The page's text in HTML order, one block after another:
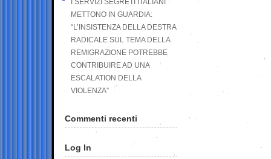
I SERVIZI SEGRETI ITALIANI
METTONO IN GUARDIA:
“L’INSISTENZA DELLA DESTRA
RADICALE SUL TEMA DELLA
REMIGRAZIONE POTREBBE
CONTRIBUIRE AD UNA
ESCALATION DELLA
VIOLENZA”
Commenti recenti
Log In